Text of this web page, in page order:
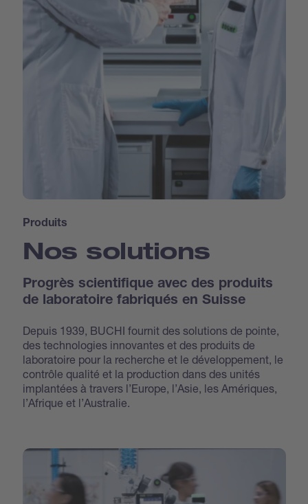
Produits
Nos solutions
Progrès scientifique avec des produits
de laboratoire fabriqués en Suisse
Depuis 1939, BUCHI fournit des solutions de pointe,
des technologies innovantes et des produits de
laboratoire pour la recherche et le développement, le
contrôle qualité et la production dans des unités
implantées à travers l’Europe, l’Asie, les Amériques,
l’Afrique et l’Australie.